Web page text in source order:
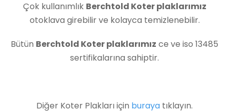
Çok kullanımlık Berchtold Koter plaklarımız
otoklava girebilir ve kolayca temizlenebilir.
Bütün Berchtold Koter plaklarımız ce ve iso 13485
sertifikalarına sahiptir.
Diğer Koter Plakları için buraya tıklayın.